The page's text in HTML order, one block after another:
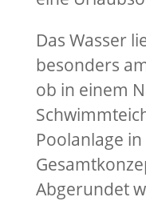
Das Wasser
besonders
ob in einem
Poolanlage
Abgerundet